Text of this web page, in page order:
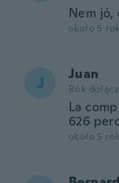
Nem
około 5
J Juan
Rok
La
626
około 5